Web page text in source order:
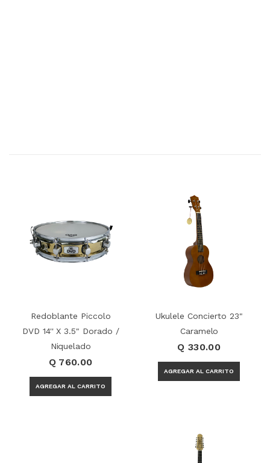
Redoblante Piccolo
DVD 14'' X 3.5" Dorado /
Niquelado
Q 760.00
Ukulele Concierto 23"
Caramelo
Q 330.00